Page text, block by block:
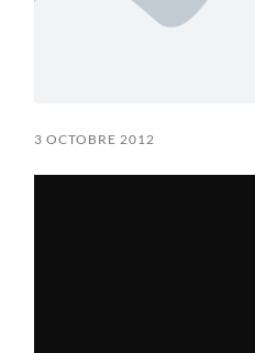
3 OCTOBRE 2012